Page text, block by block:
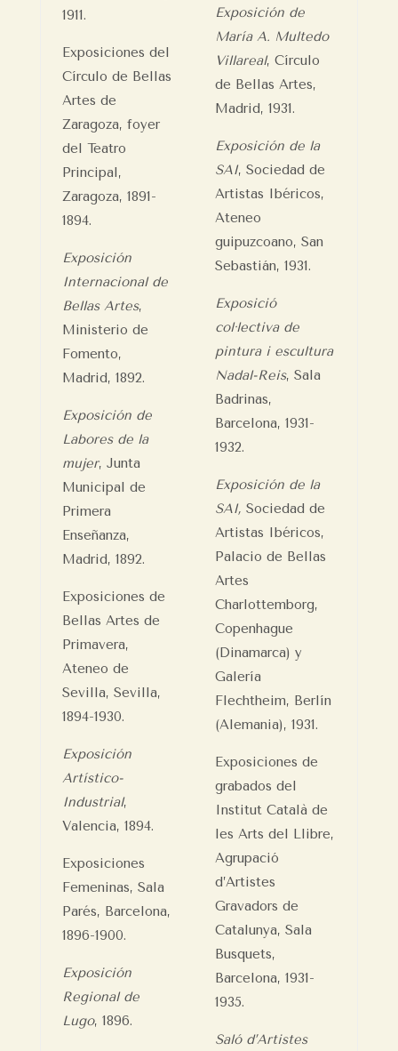
1911.
Exposiciones del
Círculo de Bellas
Artes de
Zaragoza, foyer
del Teatro
Principal,
Zaragoza, 1891-
1894.
Exposición
Internacional de
Bellas Artes,
Ministerio de
Fomento,
Madrid, 1892.
Exposición de
Labores de la
mujer, Junta
Municipal de
Primera
Enseñanza,
Madrid, 1892.
Exposiciones de
Bellas Artes de
Primavera,
Ateneo de
Sevilla, Sevilla,
1894-1930.
Exposición
Artístico-
Industrial,
Valencia, 1894.
Exposiciones
Femeninas, Sala
Parés, Barcelona,
1896-1900.
Exposición
Regional de
Lugo, 1896.
Exposición de
María A. Multedo
Villareal, Círculo
de Bellas Artes,
Madrid, 1931.
Exposición de la
SAI, Sociedad de
Artistas Ibéricos,
Ateneo
guipuzcoano, San
Sebastián, 1931.
Exposició
col·lectiva de
pintura i escultura
Nadal-Reis, Sala
Badrinas,
Barcelona, 1931-
1932.
Exposición de la
SAI, Sociedad de
Artistas Ibéricos,
Palacio de Bellas
Artes
Charlottemborg,
Copenhague
(Dinamarca) y
Galería
Flechtheim, Berlín
(Alemania), 1931.
Exposiciones de
grabados del
Institut Català de
les Arts del Llibre,
Agrupació
d’Artistes
Gravadors de
Catalunya, Sala
Busquets,
Barcelona, 1931-
1935.
Saló d’Artistes